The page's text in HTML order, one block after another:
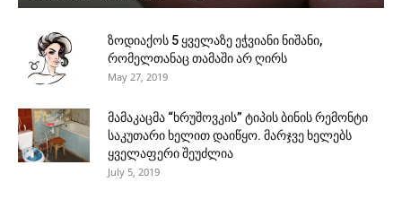
ზოდიაქოს 5 ყველაზე ეჭვიანი ნიშანი,
რომელთანაც თამაში არ ღირს
May 27, 2019
მამაკაცმა “ხრუშოვკის” ტიპის ბინის რემონტი
საკუთარი ხელით დაიწყო. მარჯვე ხელებს
ყველაფერი შეუძლია
July 5, 2019